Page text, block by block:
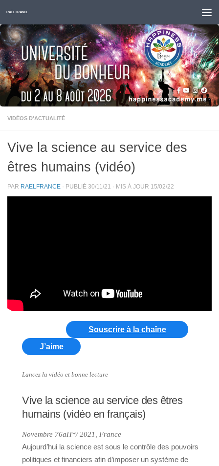
Skip to content
RAËL FRANCE
VIDÉOS D'ACTUALITÉ
Vive la science au service des
êtres humains (vidéo)
PAR RAELFRANCE · PUBLIÉ 30/11/21 · MIS À JOUR 15/02/22
Souscrire à la chaîne
J’aime
Lancez la vidéo et bonne lecture
Vive la science au service des êtres
humains (vidéo en français)
Novembre 76aH*/ 2021, France
Aujourd’hui la science est sous le contrôle des pouvoirs
politiques et financiers afin d’imposer un système de